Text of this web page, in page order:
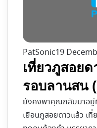
PatSonic19
เที่ยวภูสอย
รอบลานสน
ยังคงพาคุณกลับมาอยู่
เยือนภูสอยดาวแล้ว เ